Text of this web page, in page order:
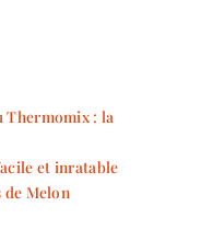
Thermomix : la
et inratable
de Melon